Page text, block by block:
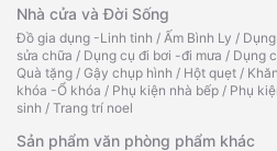
Nhà cửa và Đời Sống
Đồ gia dụng -Linh tinh / Ấm Bình Ly /
sửa chữa / Dụng cụ đi bơi -đi mưa / Dụng
Quà tặng / Gậy chụp hình / Hột quẹt /
khóa -Ổ khóa / Phụ kiện nhà bếp / Phụ
sinh / Trang trí noel
Sản phẩm văn phòng phẩm khác